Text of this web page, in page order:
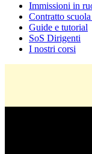
Immissioni in
Contratto
Guide e tutorial
SoS Dirigenti
I nostri corsi